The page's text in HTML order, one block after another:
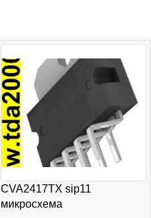
CVA2417TX sip11
микросхема